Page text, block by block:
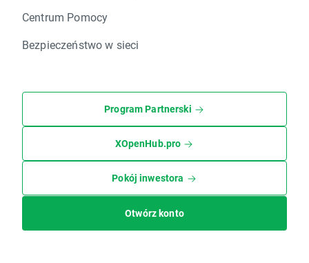
Centrum Pomocy
Bezpieczeństwo w sieci
Program Partnerski
XOpenHub.pro
Pokój inwestora
Otwórz konto